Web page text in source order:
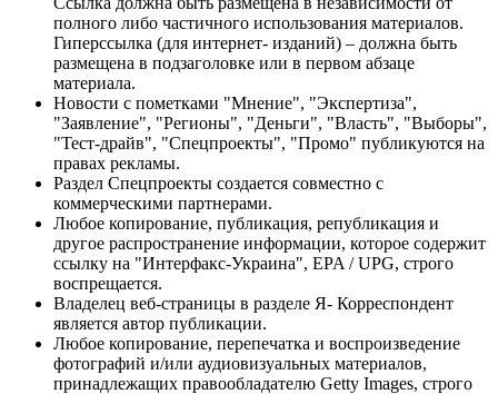
полного либо частичного использования материалов.
Гиперссылка (для интернет- изданий) – должна быть
размещена в подзаголовке или в первом абзаце
материала.
Новости с пометками "Мнение", "Экспертиза",
"Заявление", "Регионы", "Деньги", "Власть", "Выборы",
"Тест-драйв", "Спецпроекты", "Промо" публикуются на
правах рекламы.
Раздел Спецпроекты создается совместно с
коммерческими партнерами.
Любое копирование, публикация, републикация и
другое распространение информации, которое содержит
ссылку на "Интерфакс-Украина", EPA / UPG, строго
воспрещается.
Владелец веб-страницы в разделе Я- Корреспондент
является автор публикации.
Любое копирование, перепечатка и воспроизведение
фотографий и/или аудиовизуальных материалов,
принадлежащих правообладателю Getty Images, строго